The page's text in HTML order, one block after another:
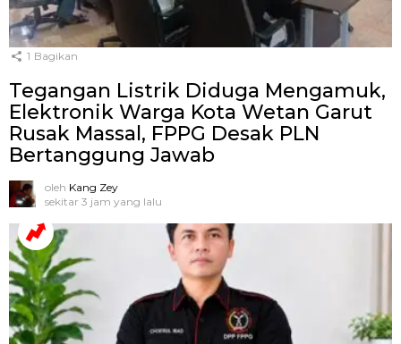
1 Bagikan
Tegangan Listrik Diduga Mengamuk,
Elektronik Warga Kota Wetan Garut
Rusak Massal, FPPG Desak PLN
Bertanggung Jawab
oleh Kang Zey
sekitar 3 jam yang lalu